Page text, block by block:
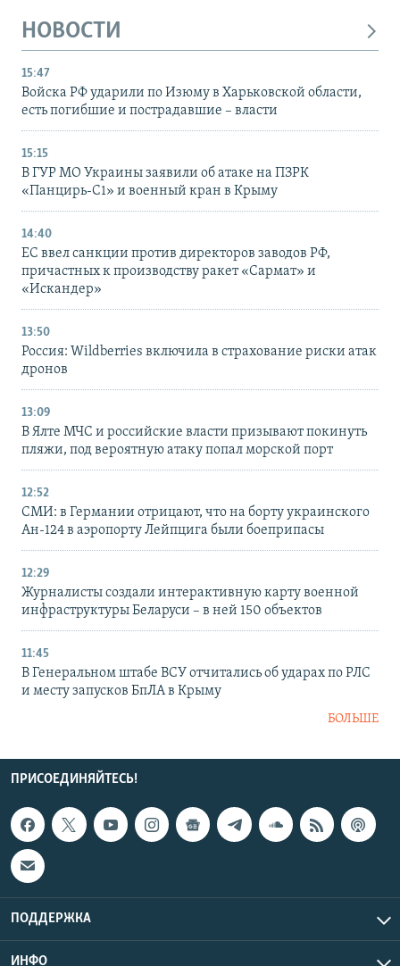
НОВОСТИ
15:47
Войска РФ ударили по Изюму в Харьковской области,
есть погибшие и пострадавшие – власти
15:15
В ГУР МО Украины заявили об атаке на ПЗРК
«Панцирь-С1» и военный кран в Крыму
14:40
ЕС ввел санкции против директоров заводов РФ,
причастных к производству ракет «Сармат» и
«Искандер»
13:50
Россия: Wildberries включила в страхование риски атак
дронов
13:09
В Ялте МЧС и российские власти призывают покинуть
пляжи, под вероятную атаку попал морской порт
12:52
СМИ: в Германии отрицают, что на борту украинского
Ан-124 в аэропорту Лейпцига были боеприпасы
12:29
Журналисты создали интерактивную карту военной
инфраструктуры Беларуси – в ней 150 объектов
11:45
В Генеральном штабе ВСУ отчитались об ударах по РЛС
и месту запусков БпЛА в Крыму
БОЛЬШЕ
ПРИСОЕДИНЯЙТЕСЬ!
ПОДДЕРЖКА
ИНФО